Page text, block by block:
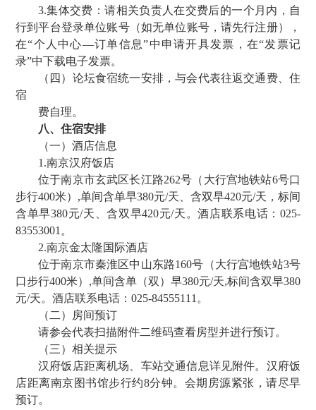
3.集体交费：请相关负责人在交费后的一个月内，自
行到平台登录单位账号（如无单位账号，请先行注册），
在“个人中心—订单信息”中申请开具发票，在“发票记
录”中下载电子发票。
（四）论坛食宿统一安排，与会代表往返交通费、住
宿
费自理。
八、住宿安排
（一）酒店信息
1.南京汉府饭店
位于南京市玄武区长江路262号（大行宫地铁站6号口
步行400米）,单间含单早380元/天、含双早420元/天，标间
含单早380元/天、含双早420元/天。酒店联系电话：025-
83553001。
2.南京金太隆国际酒店
位于南京市秦淮区中山东路160号（大行宫地铁站3号
口步行400米）,单间含单（双）早380元/天,标间含双早380
元/天。酒店联系电话：025-84555111。
（二）房间预订
请参会代表扫描附件二维码查看房型并进行预订。
（三）相关提示
汉府饭店距离机场、车站交通信息详见附件。汉府饭
店距离南京图书馆步行约8分钟。会期房源紧张，请尽早
预订。